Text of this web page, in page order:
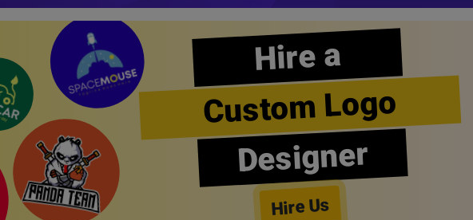
Hire a
Custom Logo
Designer
Hire Us